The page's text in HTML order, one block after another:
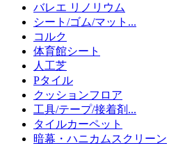
バレエ リノリウム
シート/ゴム/マット...
コルク
体育館シート
人工芝
Pタイル
クッションフロア
工具/テープ/接着剤...
タイルカーペット
暗幕・ハニカムスクリーン